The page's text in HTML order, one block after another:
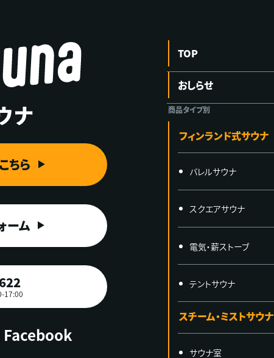
ちら
ーム
17:00
Facebook
TOP
おしらせ
商品タイプ別
フィンランド式サウナ
バレルサウナ
スクエアサウナ
電気・薪ストーブ
テントサウナ
スチーム・ミストサウナ
サウナ室